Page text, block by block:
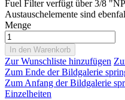
Fuel Filter verfügt über 3/8
Austauschelemente sind
Menge
In den Warenkorb
Zur Wunschliste hinzufügen
Zum Ende der Bildgalerie
Zum Anfang der Bildgalerie
Einzelheiten